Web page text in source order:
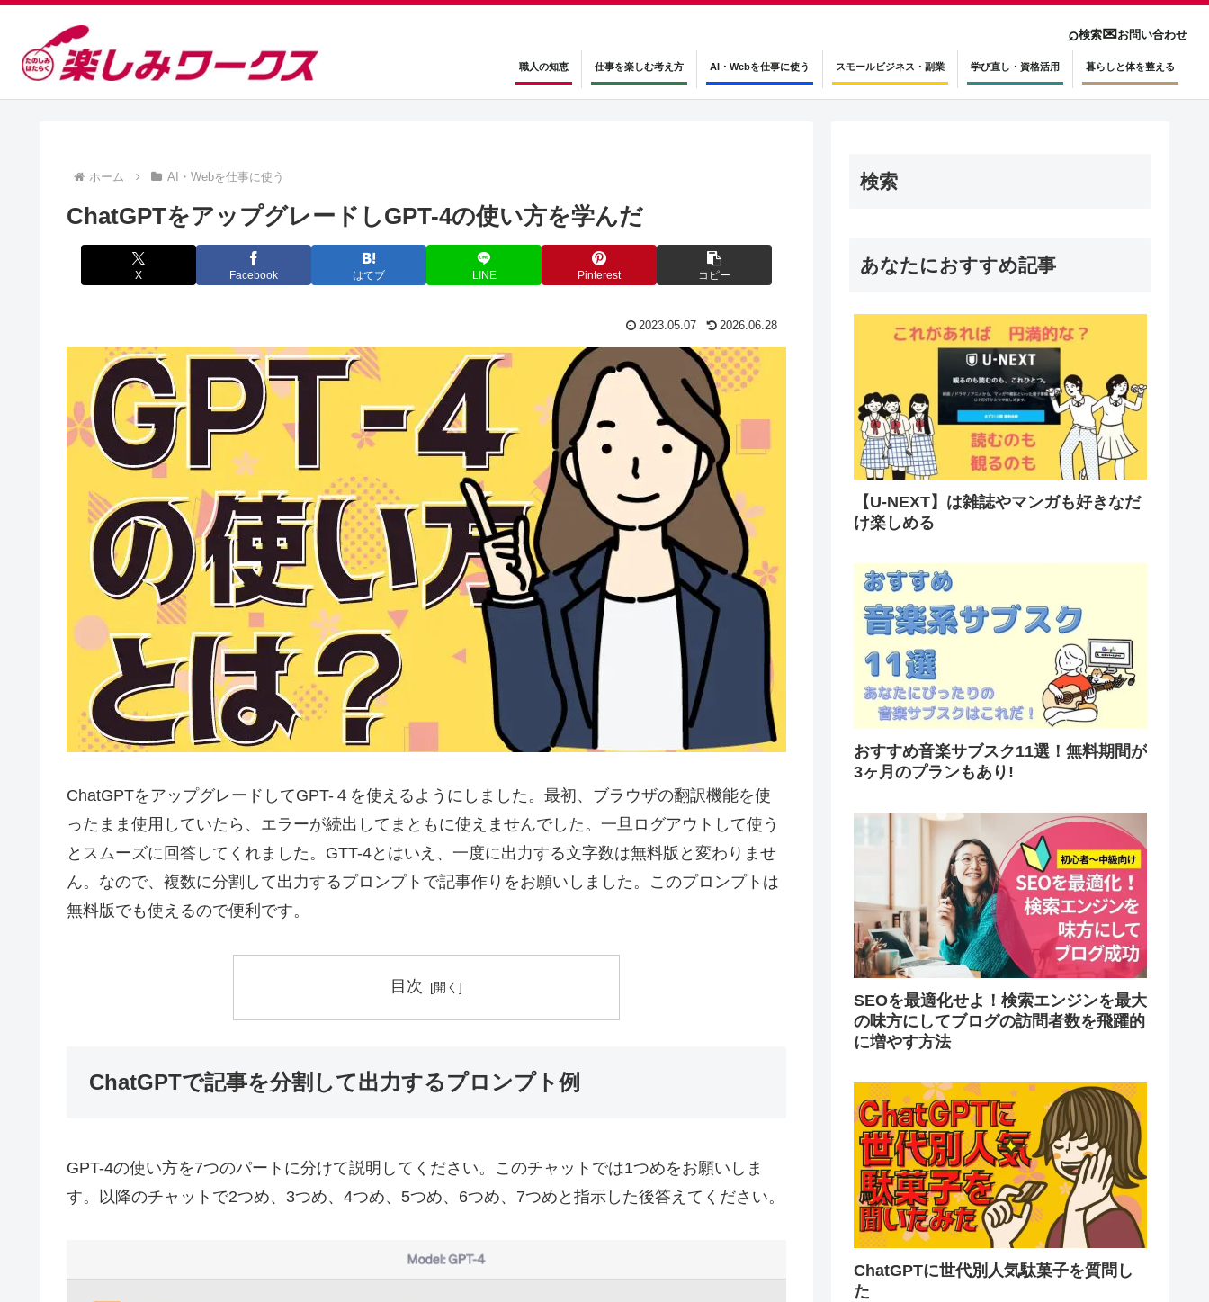
⌕検索✉お問い合わせ
職人の知恵 仕事を楽しむ考え方 AI・Webを仕事に使う スモールビジネス・副業 学び直し・資格活用 暮らしと体を整える
ホーム AI・Webを仕事に使う
ChatGPTをアップグレードしGPT-4の使い方を学んだ
X Facebook はてブ LINE Pinterest コピー
2023.05.07 2026.06.28
ChatGPTをアップグレードしてGPT-４を使えるようにしました。最初、ブラウザの翻訳機能を使
ったまま使用していたら、エラーが続出してまともに使えませんでした。一旦ログアウトして使う
とスムーズに回答してくれました。GTT-4とはいえ、一度に出力する文字数は無料版と変わりませ
ん。なので、複数に分割して出力するプロンプトで記事作りをお願いしました。このプロンプトは
無料版でも使えるので便利です。
目次
ChatGPTで記事を分割して出力するプロンプト例
GPT-4の使い方を7つのパートに分けて説明してください。このチャットでは1つめをお願いしま
す。以降のチャットで2つめ、3つめ、4つめ、5つめ、6つめ、7つめと指示した後答えてください。
検索
あなたにおすすめ記事
【U-NEXT】は雑誌やマンガも好きなだ
け楽しめる
おすすめ音楽サブスク11選！無料期間が
3ヶ月のプランもあり!
SEOを最適化せよ！検索エンジンを最大
の味方にしてブログの訪問者数を飛躍的
に増やす方法
ChatGPTに世代別人気駄菓子を質問し
た